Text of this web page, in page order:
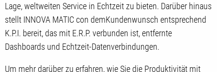
Lage, weltweiten Service in Echtzeit zu bieten. Darüber hinaus
stellt INNOVA MATIC con demKundenwunsch entsprechend
K.P.I. bereit, das mit E.R.P. verbunden ist, entfernte
Dashboards und Echtzeit-Datenverbindungen.
Um mehr darüber zu erfahren, wie Sie die Produktivität mit